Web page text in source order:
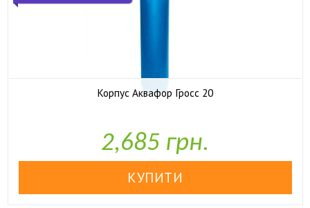
Корпус Аквафор Гросс 20
2,685 грн.